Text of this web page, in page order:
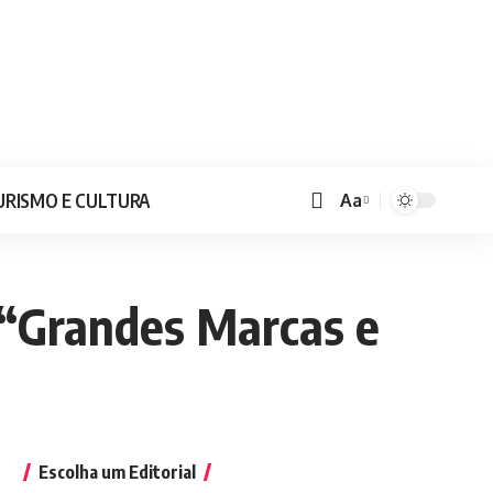
E CULTURA Aa
Marcas e
Escolha um Editorial